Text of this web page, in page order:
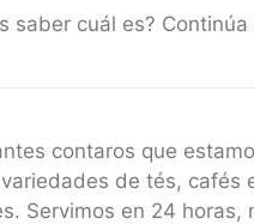
saber cuál es?
contaros que
de tés, cafés
Servimos en 24